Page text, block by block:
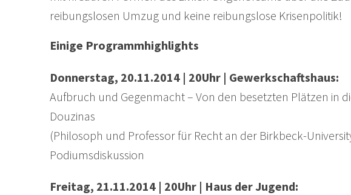
reibungslosen Umzug und keine reibungslose Krisenpolitik!
Einige Programmhighlights
Donnerstag, 20.11.2014 | 20Uhr | Gewerkschaftshaus:
Aufbruch und Gegenmacht – Von den besetzten Plätzen in
Douzinas
(Philosoph und Professor für Recht an der Birkbeck-
Podiumsdiskussion
Freitag, 21.11.2014 | 20Uhr | Haus der Jugend: